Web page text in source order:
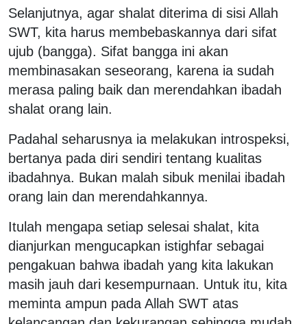
Selanjutnya, agar shalat diterima di sisi Allah
SWT, kita harus membebaskannya dari sifat
ujub (bangga). Sifat bangga ini akan
membinasakan seseorang, karena ia sudah
merasa paling baik dan merendahkan ibadah
shalat orang lain.
Padahal seharusnya ia melakukan introspeksi,
bertanya pada diri sendiri tentang kualitas
ibadahnya. Bukan malah sibuk menilai ibadah
orang lain dan merendahkannya.
Itulah mengapa setiap selesai shalat, kita
dianjurkan mengucapkan istighfar sebagai
pengakuan bahwa ibadah yang kita lakukan
masih jauh dari kesempurnaan. Untuk itu, kita
meminta ampun pada Allah SWT atas